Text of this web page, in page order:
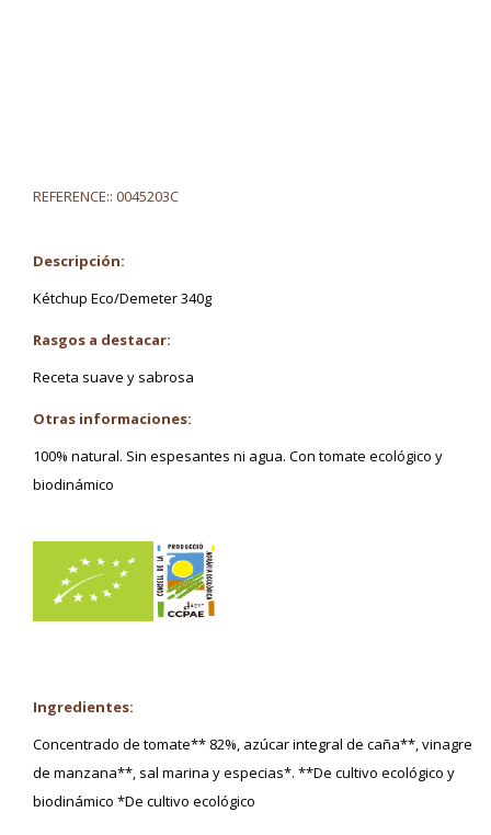
REFERENCE:: 0045203C
Descripción:
Kétchup Eco/Demeter 340g
Rasgos a destacar:
Receta suave y sabrosa
Otras informaciones:
100% natural. Sin espesantes ni agua. Con tomate ecológico y
biodinámico
Ingredientes:
Concentrado de tomate** 82%, azúcar integral de caña**, vinagre
de manzana**, sal marina y especias*. **De cultivo ecológico y
biodinámico *De cultivo ecológico